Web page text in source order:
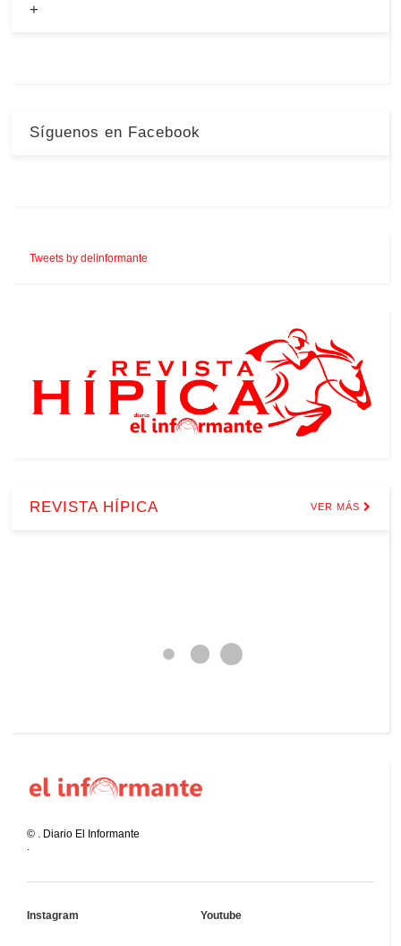
+
Síguenos en Facebook
Tweets by delinformante
REVISTA HÍPICA VER MÁS
©
Diario El Informante
Instagram Youtube